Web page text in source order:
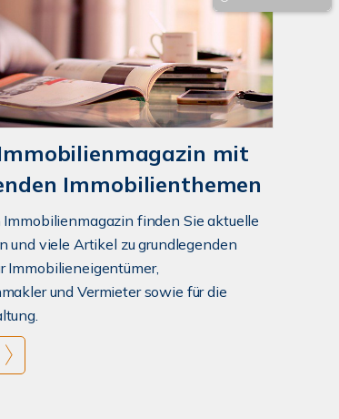
mit
Immobilienthemen
Immobilienmagazin finden Sie aktuelle
und viele Artikel zu grundlegenden
Immobilieneigentümer,
und Vermieter sowie für die